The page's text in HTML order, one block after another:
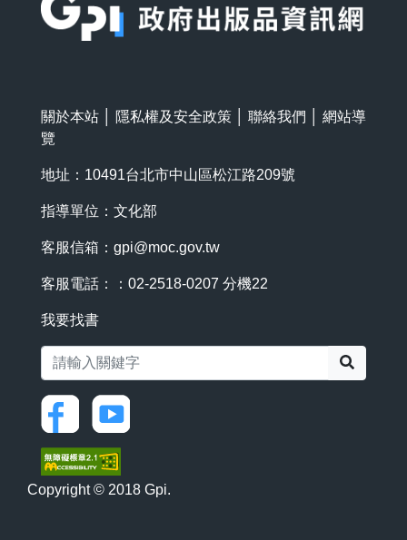
關於本站 隱私權及安全政策 聯絡我們
網站導
覽
地址：10491台北市中山區松江路209號
指導單位：文化部
客服信箱： gpi@moc.gov.tw
客服電話：：02-2518-0207 分機22
我要找書
Copyright © 2018 Gpi.